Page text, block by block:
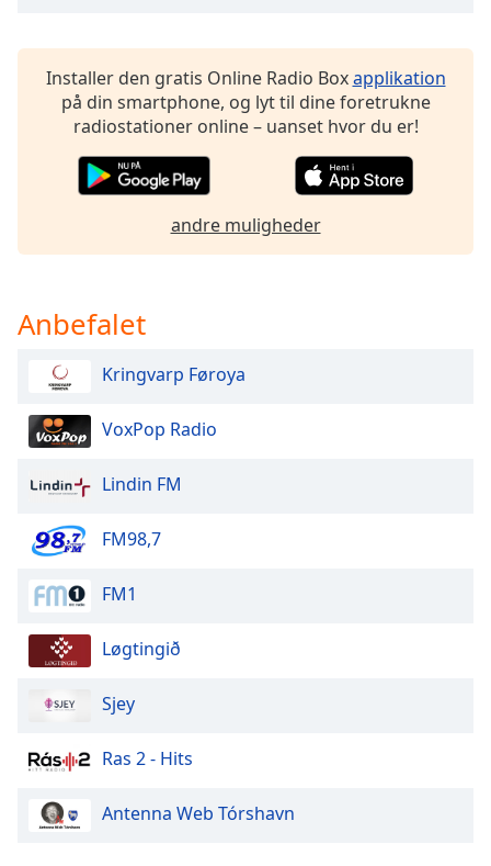
Text
Background
Color
Caption
Area
Background
Opacity
Installer den gratis Online Radio Boxapplikation
på din smartphone, og lyt til dine foretrukne
radiostationer online – uanset hvor du er!
andre muligheder
Anbefalet
Kringvarp Føroya
VoxPop Radio
Lindin FM
FM98,7
FM1
Løgtingið
Sjey
Ras 2 - Hits
Antenna Web Tórshavn